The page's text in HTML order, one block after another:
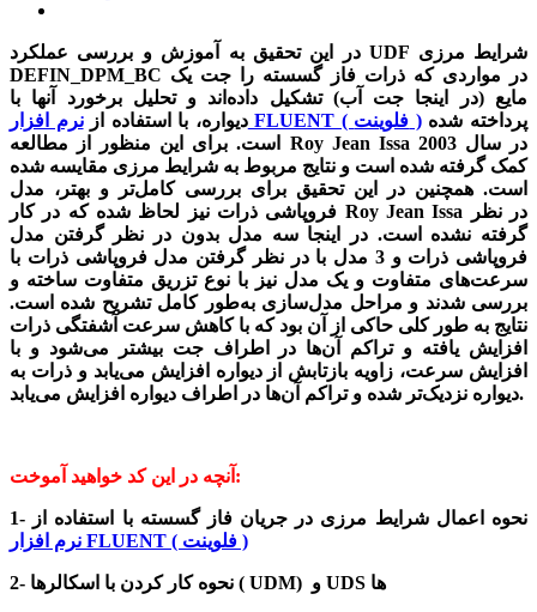
در این تحقیق به آموزش و بررسی عملکرد UDF شرایط مرزی
DEFIN_DPM_BC در مواردی که ذرات فاز گسسته را جت یک
مایع (در اینجا جت آب) تشکیل داده‌اند و تحلیل برخورد آنها با
دیواره، با استفاده از
نرم افزار FLUENT ( فلوینت )پرداخته شده
است. برای این منظور از مطالعه Roy Jean Issa در سال 2003
کمک گرفته شده است و نتایج مربوط به شرایط مرزی مقایسه شده
است. همچنین در این تحقیق برای بررسی کامل‌تر و بهتر، مدل
فروپاشی ذرات نیز لحاظ شده که در کار Roy Jean Issa در نظر
گرفته نشده است. در اینجا سه مدل بدون در نظر گرفتن مدل
فروپاشی ذرات و 3 مدل با در نظر گرفتن مدل فروپاشی ذرات با
سرعت‌های متفاوت و یک مدل نیز با نوع تزریق متفاوت ساخته و
بررسی شدند و مراحل مدل‌سازی به‌طور کامل تشریح شده است.
نتایج به‌ طور کلی حاکی از آن بود که با کاهش سرعت آشفتگی ذرات
افزایش یافته و تراکم آن‌ها در اطراف جت بیشتر می‌شود و با
افزایش سرعت، زاویه بازتابش از دیواره افزایش می‌یابد و ذرات به
دیواره نزدیک‌تر شده و تراکم آن‌ها در اطراف دیواره افزایش می‌یابد.
آنچه در این کد خواهید آموخت:
1- نحوه اعمال شرایط مرزی در جریان فاز گسسته با استفاده از
نرم افزار FLUENT ( فلوینت )
2- نحوه کار کردن با اسکالرها ( UDM) و UDS ها